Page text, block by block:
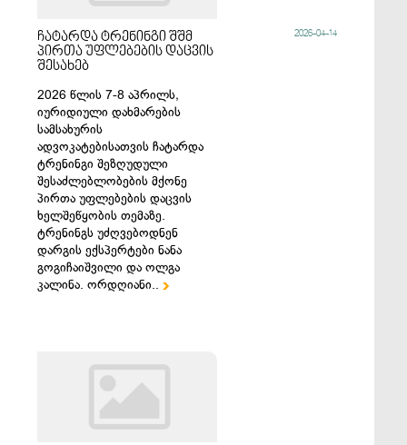
ჩატარდა ტრენინგი შშმ
პირთა უფლებების დაცვის
შესახებ
2026 წლის 7-8 აპრილს,
იურიდიული დახმარების
სამსახურის
ადვოკატებისათვის ჩატარდა
ტრენინგი შეზღუდული
შესაძლებლობების მქონე
პირთა უფლებების დაცვის
ხელშეწყობის თემაზე.
ტრენინგს უძღვებოდნენ
დარგის ექსპერტები ნანა
გოგიჩაიშვილი და ოლგა
კალინა. ორდღიანი..
2026-04-14